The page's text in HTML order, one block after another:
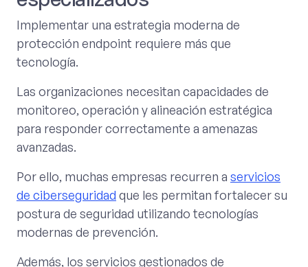
Implementar una estrategia moderna de
protección endpoint requiere más que
tecnología.
Las organizaciones necesitan capacidades de
monitoreo, operación y alineación estratégica
para responder correctamente a amenazas
avanzadas.
Por ello, muchas empresas recurren a servicios
de ciberseguridad que les permitan fortalecer su
postura de seguridad utilizando tecnologías
modernas de prevención.
Además, los servicios gestionados de